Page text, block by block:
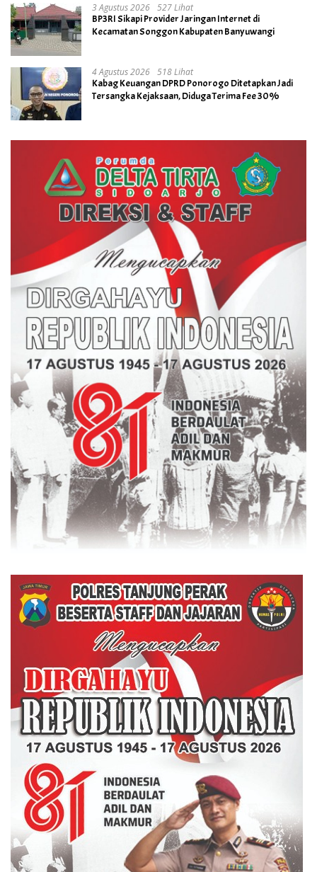
3 Agustus 2026 527 Lihat
BP3RI Sikapi Provider Jaringan Internet di
Kecamatan Songgon Kabupaten Banyuwangi
4 Agustus 2026 518 Lihat
Kabag Keuangan DPRD Ponorogo Ditetapkan Jadi
Tersangka Kejaksaan, Diduga Terima Fee 30%